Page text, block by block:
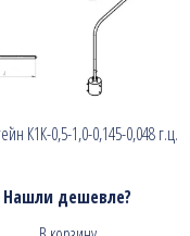
К1К-0,5-1,0-0,145-0,048 г.ц.
Нашли дешевле?